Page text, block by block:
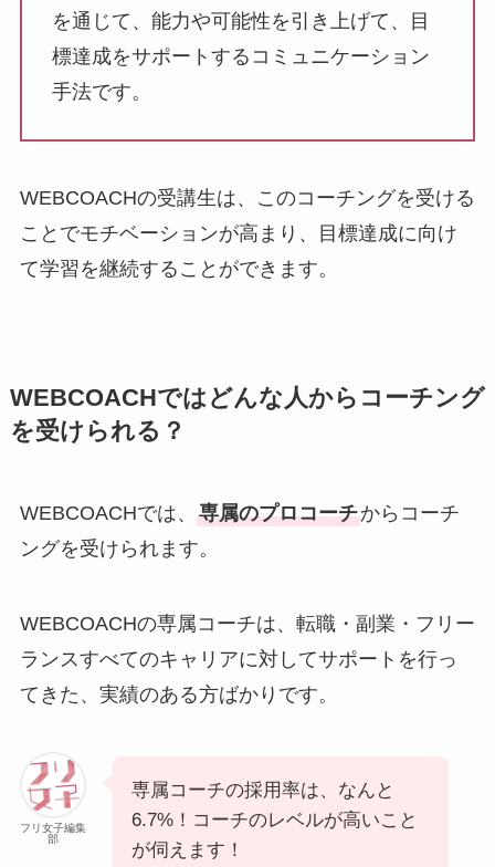
を通じて、能力や可能性を引き上げて、目
標達成をサポートするコミュニケーション
手法です。
WEBCOACHの受講生は、このコーチングを受ける
ことでモチベーションが高まり、目標達成に向け
て学習を継続することができます。
WEBCOACHではどんな人からコーチング
を受けられる？
WEBCOACHでは、 専属のプロコーチからコーチ
ングを受けられます。
WEBCOACHの専属コーチは、転職・副業・フリー
ランスすべてのキャリアに対してサポートを行っ
てきた、実績のある方ばかりです。
フリ女子編集
部
専属コーチの採用率は、なんと
6.7%！コーチのレベルが高いこと
が伺えます！